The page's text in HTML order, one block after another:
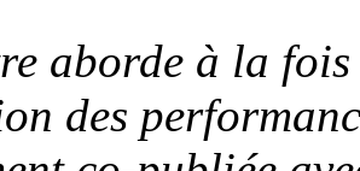
aborde à la
des